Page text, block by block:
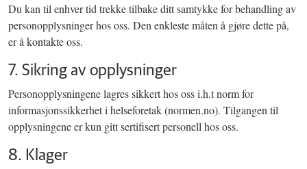
Du kan til enhver tid trekke tilbake ditt samtykke for behandling av
personopplysninger hos oss. Den enkleste måten å gjøre dette på,
er å kontakte oss.
7. Sikring av opplysninger
Personopplysningene lagres sikkert hos oss i.h.t norm for
informasjonssikkerhet i helseforetak (normen.no). Tilgangen til
opplysningene er kun gitt sertifisert personell hos oss.
8. Klager